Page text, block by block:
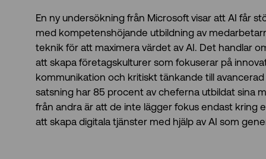
En ny undersökning från Microsoft visar att AI får
med kompetenshöjande utbildning av
teknik för att maximera värdet av AI. Det handlar
att skapa företagskulturer som fokuserar på
kommunikation och kritiskt tänkande till
satsning har 85 procent av cheferna utbildat sina
från andra är att de inte lägger fokus endast kring
att skapa digitala tjänster med hjälp av AI som